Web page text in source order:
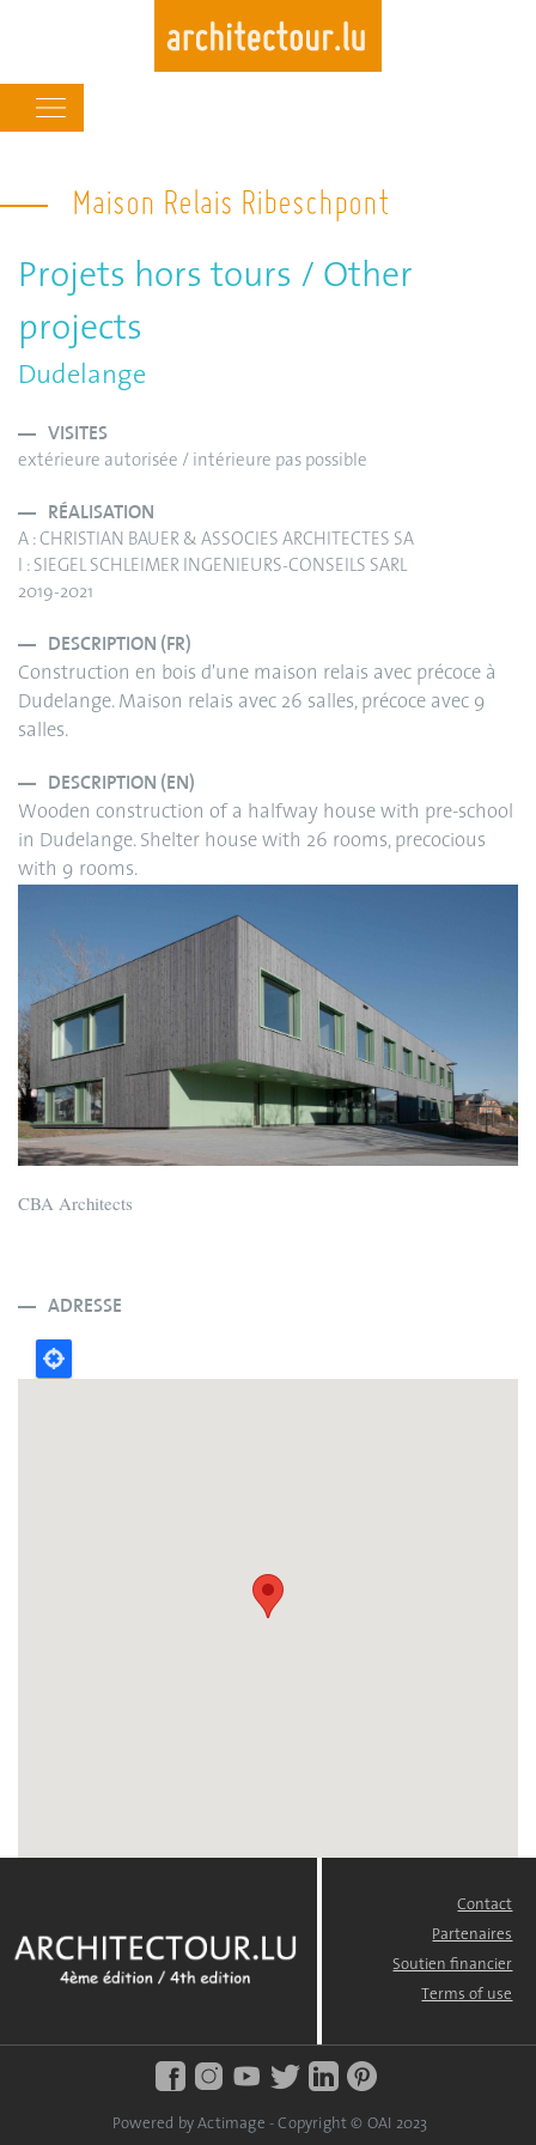
to
main
navigation
Maison Relais Ribeschpont
Projets hors tours / Other
projects
Dudelange
VISITES
extérieure autorisée / intérieure pas possible
RÉALISATION
A : CHRISTIAN BAUER & ASSOCIES ARCHITECTES SA
I : SIEGEL SCHLEIMER INGENIEURS-CONSEILS SARL
2019-2021
DESCRIPTION (FR)
Construction en bois d'une maison relais avec précoce à
Dudelange. Maison relais avec 26 salles, précoce avec 9
salles.
DESCRIPTION (EN)
Wooden construction of a halfway house with pre-school
in Dudelange. Shelter house with 26 rooms, precocious
with 9 rooms.
CBA Architects
ADRESSE
Contact
Partenaires
Soutien financier
Terms of use
Powered by Actimage - Copyright © OAI 2023